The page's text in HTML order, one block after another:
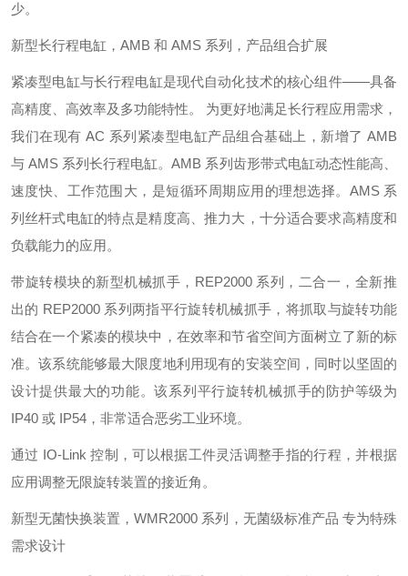
少。
新型长行程电缸，AMB 和 AMS 系列，产品组合扩展
紧凑型电缸与长行程电缸是现代自动化技术的核心组件——具备
高精度、高效率及多功能特性。 为更好地满足长行程应用需求，
我们在现有 AC 系列紧凑型电缸产品组合基础上，新增了 AMB
与 AMS 系列长行程电缸。AMB 系列齿形带式电缸动态性能高、
速度快、工作范围大，是短循环周期应用的理想选择。AMS 系
列丝杆式电缸的特点是精度高、推力大，十分适合要求高精度和
负载能力的应用。
带旋转模块的新型机械抓手，REP2000 系列，二合一，全新推
出的 REP2000 系列两指平行旋转机械抓手，将抓取与旋转功能
结合在一个紧凑的模块中，在效率和节省空间方面树立了新的标
准。该系统能够最大限度地利用现有的安装空间，同时以坚固的
设计提供最大的功能。该系列平行旋转机械抓手的防护等级为
IP40 或 IP54，非常适合恶劣工业环境。
通过 IO-Link 控制，可以根据工件灵活调整手指的行程，并根据
应用调整无限旋转装置的接近角。
新型无菌快换装置，WMR2000 系列，无菌级标准产品 专为特殊
需求设计